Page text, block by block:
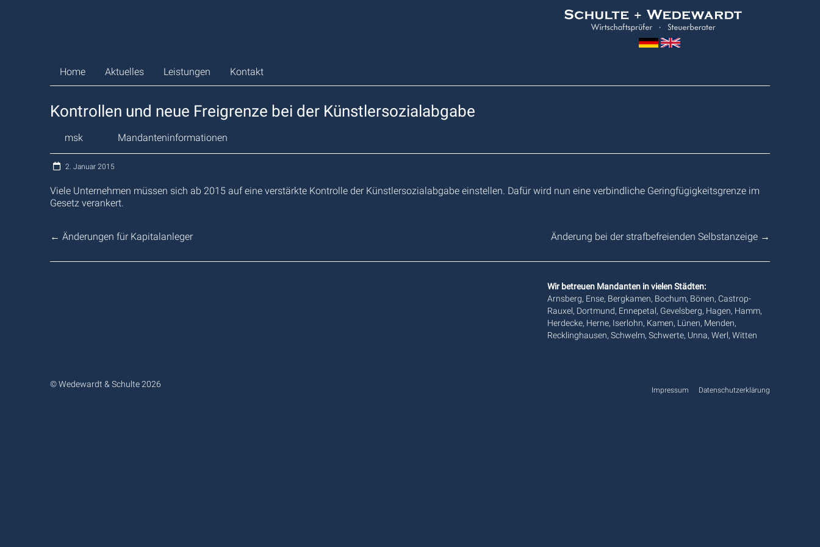
Home Aktuelles Leistungen Kontakt
Kontrollen und neue Freigrenze bei der Künstlersozialabgabe
msk Mandanteninformationen
2. Januar 2015
Viele Unternehmen müssen sich ab 2015 auf eine verstärkte Kontrolle der Künstlersozialabgabe einstellen. Dafür wird nun eine verbindliche Geringfügigkeitsgrenze im
Gesetz verankert.
← Änderungen für Kapitalanleger Änderung bei der strafbefreienden Selbstanzeige →
Wir betreuen Mandanten in vielen Städten:
Arnsberg, Ense, Bergkamen, Bochum, Bönen, Castrop-
Rauxel, Dortmund, Ennepetal, Gevelsberg, Hagen, Hamm,
Herdecke, Herne, Iserlohn, Kamen, Lünen, Menden,
Recklinghausen, Schwelm, Schwerte, Unna, Werl, Witten
© Wedewardt & Schulte 2026
Impressum Datenschutzerklärung